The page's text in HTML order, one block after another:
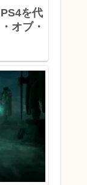
を代
オブ・